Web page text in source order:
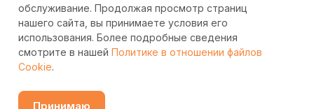
обслуживание. Продолжая просмотр страниц
нашего сайта, вы принимаете условия его
использования. Более подробные сведения
смотрите в нашей Политике в отношении файлов
Cookie.
Принимаю